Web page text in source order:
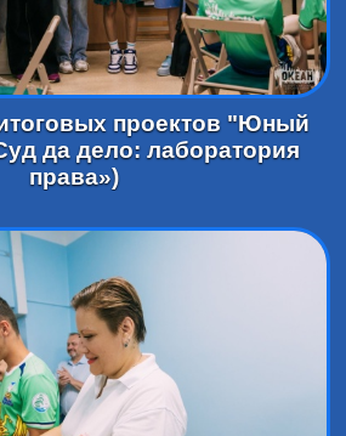
проектов "Юный
да дело: лаборатория
права»)